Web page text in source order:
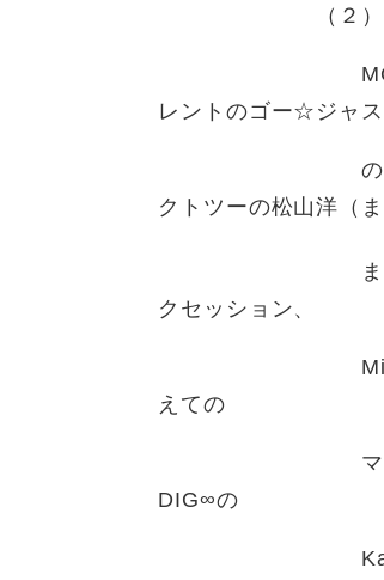
（２）体
MCにタレント
レントのゴー☆ジャ
のトークショー
クトツーの松山洋（
まひろし）代
クセッション、
えての
マインクラフ
DIG∞の
Kairyuchan（